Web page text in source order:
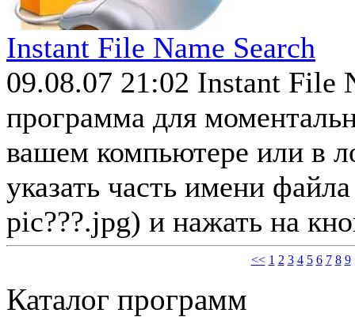
Instant File Name Search
09.08.07 21:02 Instant File
программа для
вашем компьютере или в
указать часть имени
pic???.jpg) и нажать на
<< 1 2 3 4 5 6 7 8 9
Каталог программ